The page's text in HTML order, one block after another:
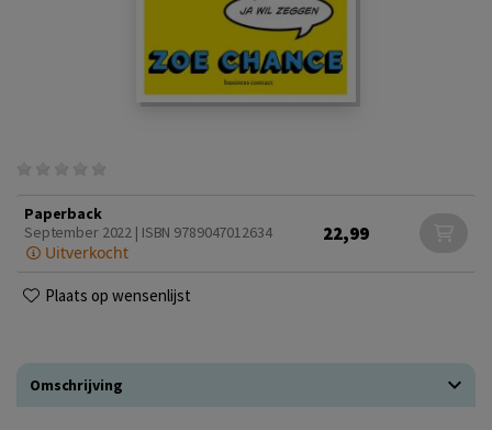
Paperback
September 2022 | ISBN 9789047012634
Uitverkocht
22,99
Plaats op wensenlijst
Omschrijving